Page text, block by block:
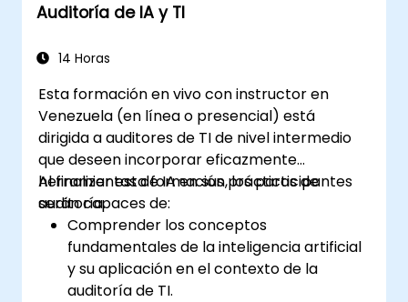
Auditoría de IA y TI
14 Horas
Esta formación en vivo con instructor en
Venezuela (en línea o presencial) está
dirigida a auditores de TI de nivel intermedio
que deseen incorporar eficazmente
herramientas de IA en sus prácticas de
auditoría.
Al finalizar esta formación, los participantes
serán capaces de:
Comprender los conceptos
fundamentales de la inteligencia artificial
y su aplicación en el contexto de la
auditoría de TI.